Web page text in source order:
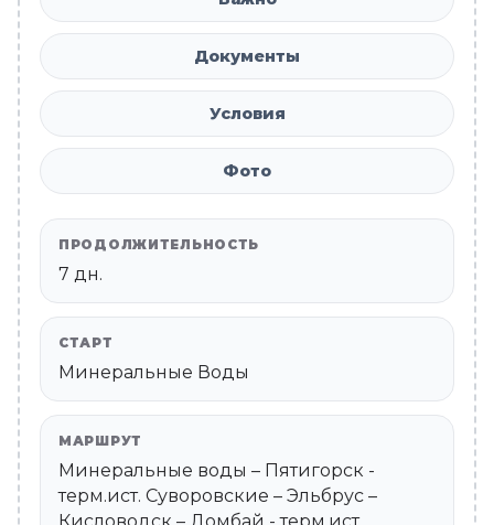
Документы
Условия
Фото
ПРОДОЛЖИТЕЛЬНОСТЬ
7 дн.
СТАРТ
Минеральные Воды
МАРШРУТ
Минеральные воды – Пятигорск -
терм.ист. Суворовские – Эльбрус –